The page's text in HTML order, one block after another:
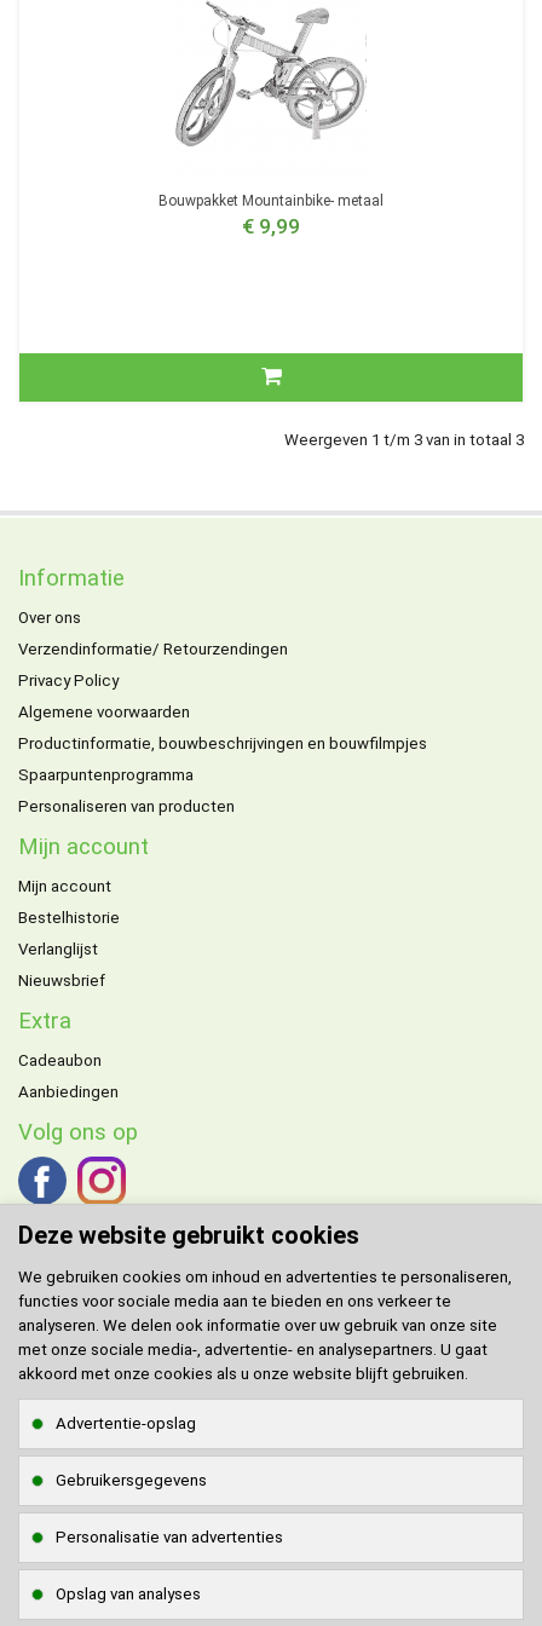
Bouwpakket Mountainbike- metaal
€ 9,99
Weergeven 1 t/m 3 van in totaal 3
Informatie
Over ons
Verzendinformatie/ Retourzendingen
Privacy Policy
Algemene voorwaarden
Productinformatie, bouwbeschrijvingen en bouwfilmpjes
Spaarpuntenprogramma
Personaliseren van producten
Mijn account
Mijn account
Bestelhistorie
Verlanglijst
Nieuwsbrief
Extra
Cadeaubon
Aanbiedingen
Volg ons op
DOMENECHagent voor de Benelux.
Klantenservice
Sitemap
Klantenservice viaWhatsApp
WhatsApp naar0642908117
Veilig online betalen
Deze website gebruikt cookies
We gebruiken cookies om inhoud en advertenties te personaliseren,
functies voor sociale media aan te bieden en ons verkeer te
analyseren. We delen ook informatie over uw gebruik van onze site
met onze sociale media-, advertentie- en analysepartners. U gaat
akkoord met onze cookies als u onze website blijft gebruiken.
Advertentie-opslag
Gebruikersgegevens
Personalisatie van advertenties
Opslag van analyses